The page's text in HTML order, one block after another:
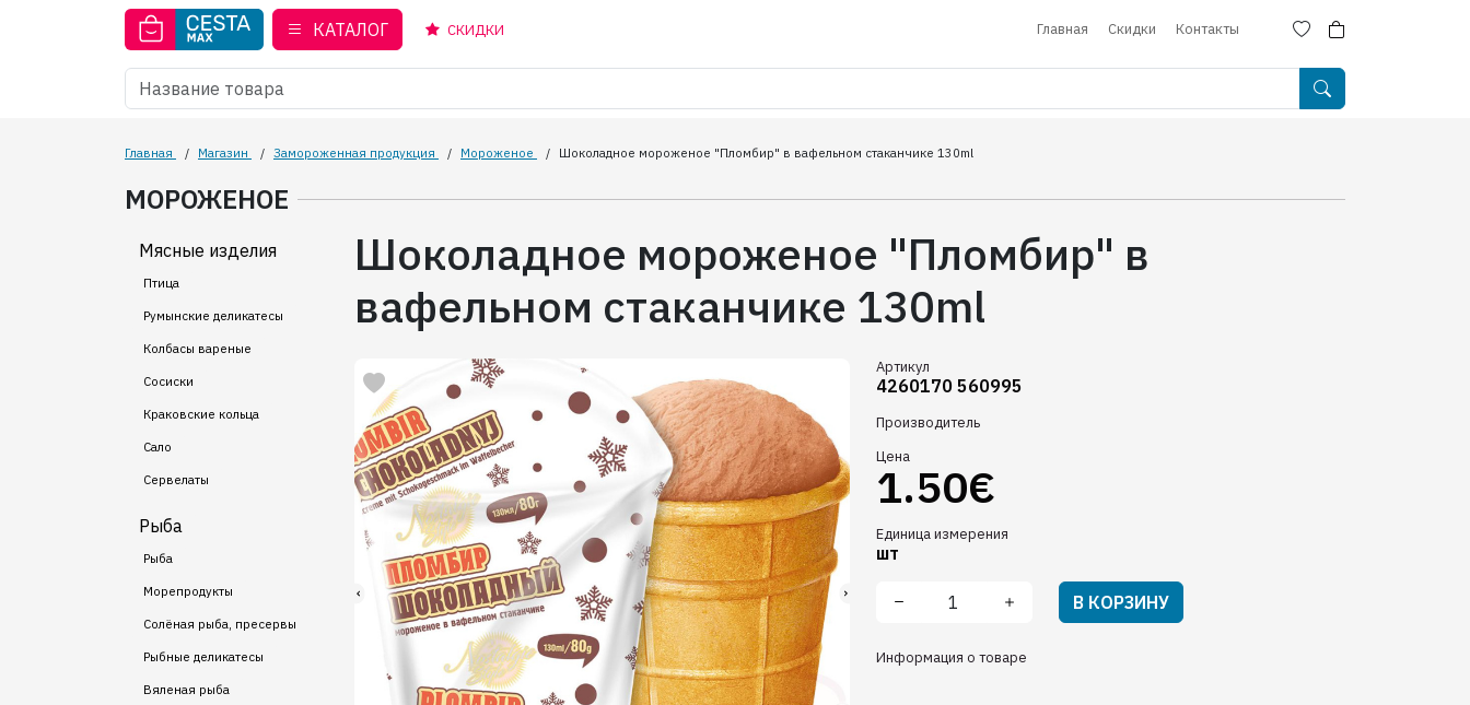
КАТАЛОГ СКИДКИ Главная Скидки Контакты
Главная / Магазин / Замороженная продукция / Мороженое / Шоколадное мороженое "Пломбир" в вафельном стаканчике 130ml
МОРОЖЕНОЕ
Мясные изделия
Птица
Румынские деликатесы
Колбасы вареные
Сосиски
Краковские кольца
Сало
Сервелаты
Рыба
Рыба
Морепродукты
Солёная рыба, пресервы
Рыбные деликатесы
Вяленая рыба
Шоколадное мороженое "Пломбир" в
вафельном стаканчике 130ml
Артикул
4260170 560995
Производитель
Цена
1.50€
Единица измерения
шт
В КОРЗИНУ
Информация о товаре